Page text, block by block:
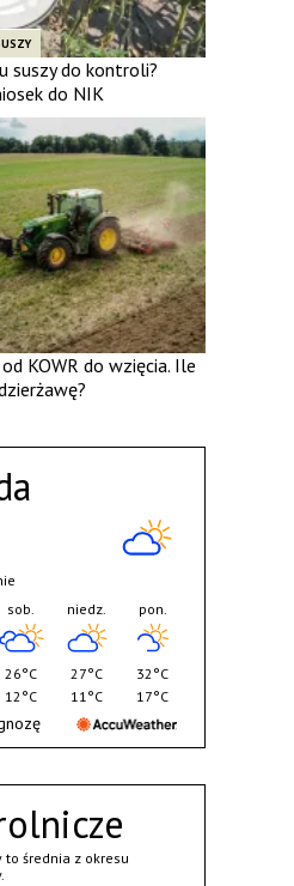
suszy do kontroli?
do NIK
KOWR do wzięcia. Ile
to średnia z okresu
sob.
26°C
12°C
niedz.
27°C
11°C
pon.
32°C
17°C